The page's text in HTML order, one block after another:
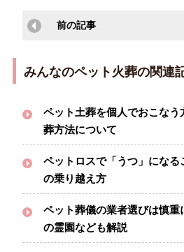
前の記事
みんなのペット火葬の関連
ペット土葬を個人でおこな
葬方法について
ペットロスで「うつ」にな
の乗り越え方
ペット葬儀の業者選びは慎
の霊園なども解説